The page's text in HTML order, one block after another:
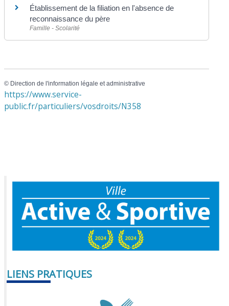
Établissement de la filiation en l'absence de
reconnaissance du père
Famille - Scolarité
© Direction de l'information légale et administrative
https://www.service-
public.fr/particuliers/vosdroits/N358
LIENS PRATIQUES